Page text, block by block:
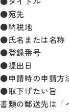
●宛先
●納税地
●氏名または名称
●登録番号
●提出日
●申請時の申請方
●取下げたい旨
書類の郵送先は「